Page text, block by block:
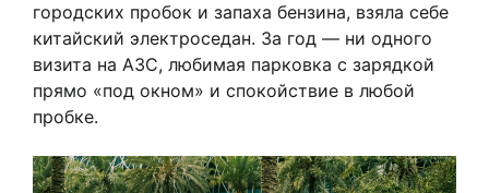
городских пробок и запаха бензина, взяла себе
китайский электроседан. За год — ни одного
визита на АЗС, любимая парковка с зарядкой
прямо «под окном» и спокойствие в любой
пробке.